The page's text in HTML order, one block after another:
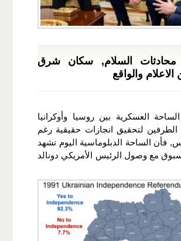
السلام, سكان شرق
الاعلام والواقع
العسكرية بين روسيا وأوكرانيا
لتحقيق انجازات حقيقية رغم
فأن الساحة الدبلوماسية اليوم تشهد
مع وصول الرئيس الأمريكي دونالد